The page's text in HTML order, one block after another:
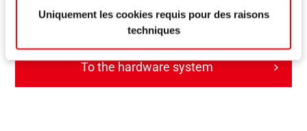
Uniquement les cookies requis pour des raisons
techniques
Geared-handle Roto Line RAL 7016
To the hardware system